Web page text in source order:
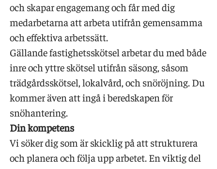
och skapar engagemang och får med dig
medarbetarna att arbeta utifrån gemensamma
och effektiva arbetssätt.
Gällande fastighetsskötsel arbetar du med både
inre och yttre skötsel utifrån säsong, såsom
trädgårdsskötsel, lokalvård, och snöröjning. Du
kommer även att ingå i beredskapen för
snöhantering.
Din kompetens
Vi söker dig som är skicklig på att strukturera
och planera och följa upp arbetet. En viktig del